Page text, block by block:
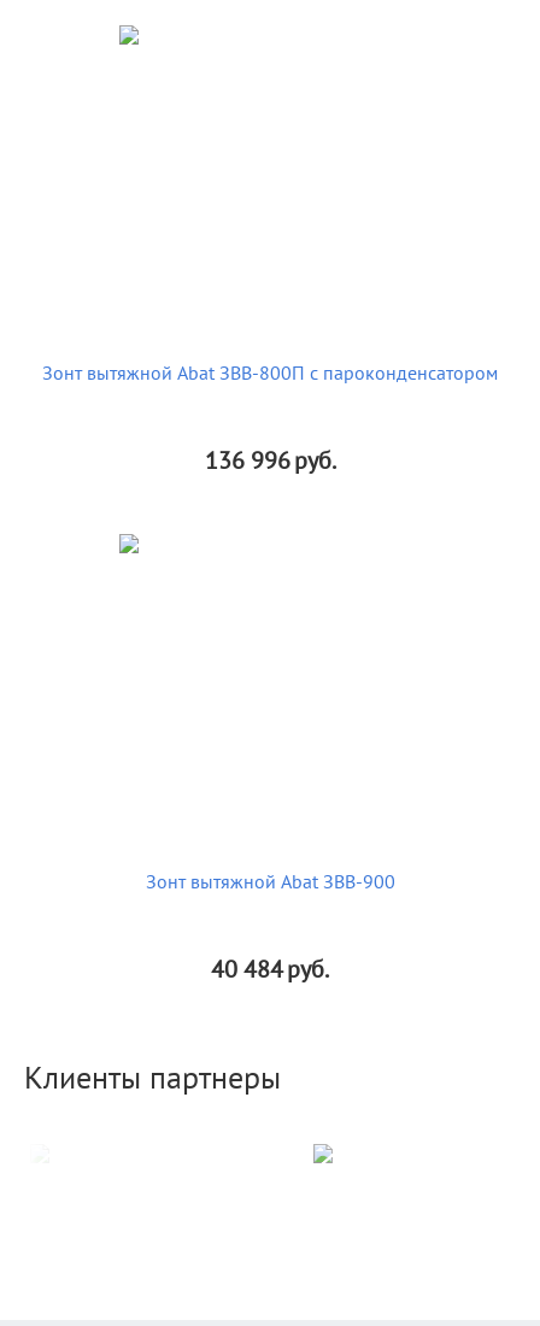
Зонт вытяжной Abat ЗВВ-800П с пароконденсатором
136 996руб.
Зонт вытяжной Abat ЗВВ-900
40 484руб.
Клиенты партнеры